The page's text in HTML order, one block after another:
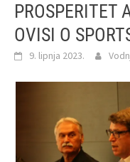
PROSPERITET
OVISI O
9. lipnja 2023.